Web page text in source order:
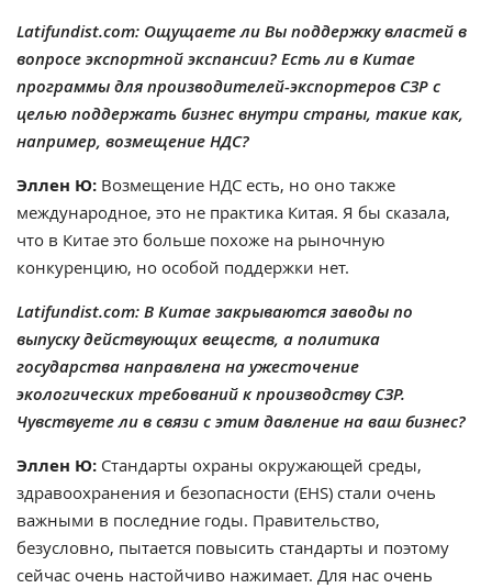
Latifundist.com: Ощущаете ли Вы поддержку властей в
вопросе экспортной экспансии? Есть ли в Китае
программы для производителей-экспортеров СЗР с
целью поддержать бизнес внутри страны, такие как,
например, возмещение НДС?
Эллен Ю: Возмещение НДС есть, но оно также
международное, это не практика Китая. Я бы сказала,
что в Китае это больше похоже на рыночную
конкуренцию, но особой поддержки нет.
Latifundist.com: В Китае закрываются заводы по
выпуску действующих веществ, а политика
государства направлена на ужесточение
экологических требований к производству СЗР.
Чувствуете ли в связи с этим давление на ваш бизнес?
Эллен Ю: Стандарты охраны окружающей среды,
здравоохранения и безопасности (EHS) стали очень
важными в последние годы. Правительство,
безусловно, пытается повысить стандарты и поэтому
сейчас очень настойчиво нажимает. Для нас очень